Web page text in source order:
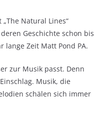
Natural Lines“
Geschichte schon bis
lange Zeit Matt Pond PA.
zur Musik passt. Denn
Musik, die
schälen sich immer